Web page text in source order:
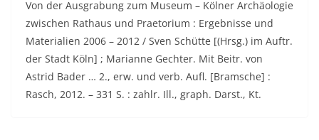
Von der Ausgrabung zum Museum – Kölner Archäologie
zwischen Rathaus und Praetorium : Ergebnisse und
Materialien 2006 – 2012 / Sven Schütte [(Hrsg.) im Auftr.
der Stadt Köln] ; Marianne Gechter. Mit Beitr. von
Astrid Bader … 2., erw. und verb. Aufl. [Bramsche] :
Rasch, 2012. – 331 S. : zahlr. Ill., graph. Darst., Kt.